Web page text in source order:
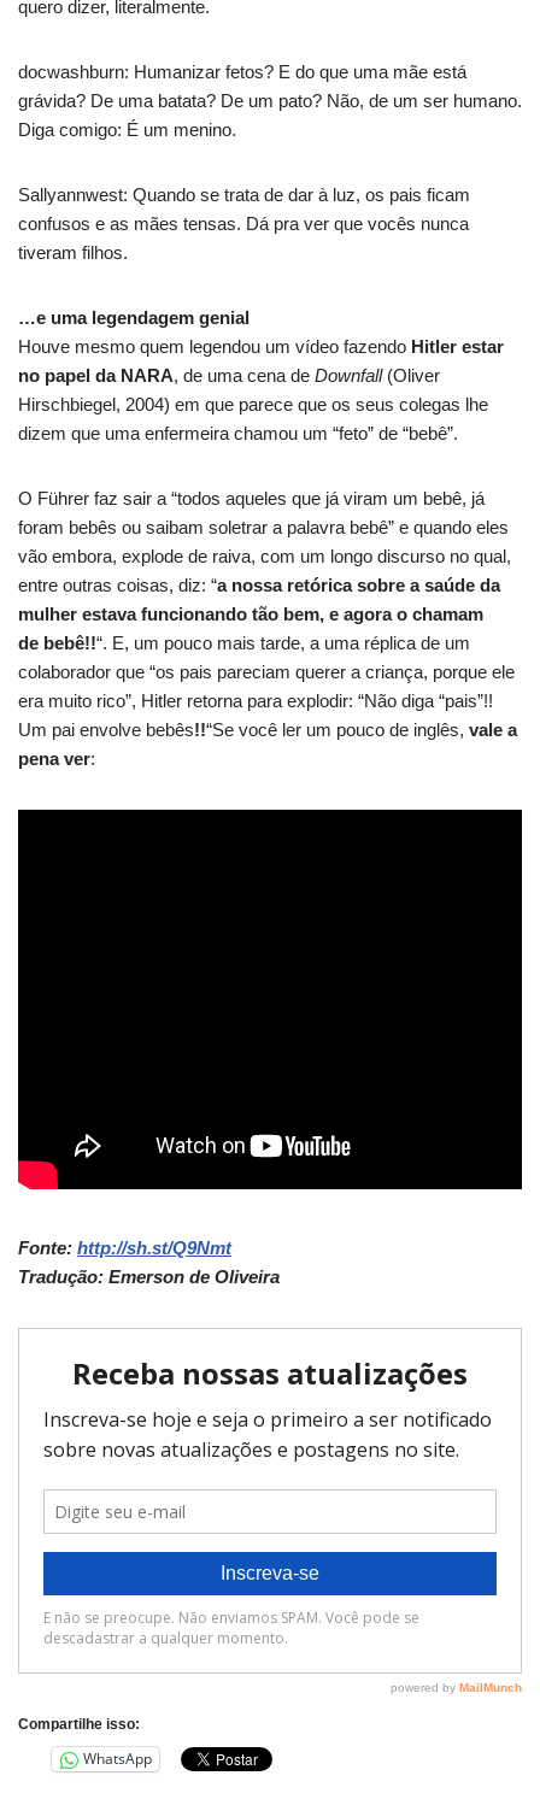
quero dizer, literalmente.
docwashburn: Humanizar fetos? E do que uma mãe está
grávida? De uma batata? De um pato? Não, de um ser humano.
Diga comigo: É um menino.
Sallyannwest: Quando se trata de dar à luz, os pais ficam
confusos e as mães tensas. Dá pra ver que vocês nunca
tiveram filhos.
…e uma legendagem genial
Houve mesmo quem legendou um vídeo fazendo Hitler estar
no papel da NARA, de uma cena de Downfall(Oliver
Hirschbiegel, 2004) em que parece que os seus colegas lhe
dizem que uma enfermeira chamou um “feto” de “bebê”.
O Führer faz sair a “todos aqueles que já viram um bebê, já
foram bebês ou saibam soletrar a palavra bebê” e quando eles
vão embora, explode de raiva, com um longo discurso no qual,
entre outras coisas, diz: “a nossa retórica sobre a saúde da
mulher estava funcionando tão bem, e agora o chamam
de bebê!!“. E, um pouco mais tarde, a uma réplica de um
colaborador que “os pais pareciam querer a criança, porque ele
era muito rico”, Hitler retorna para explodir: “Não diga “pais”!!
Um pai envolve bebês!!“Se você ler um pouco de inglês, vale a
pena ver:
Fonte: http://sh.st/Q9Nmt
Tradução: Emerson de Oliveira
Compartilhe isso:
WhatsApp